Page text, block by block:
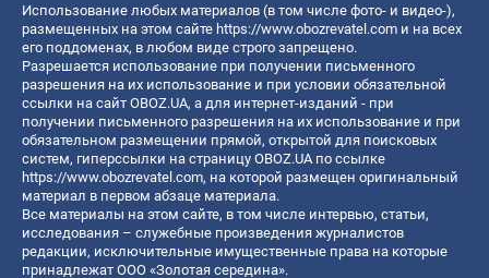
Использование любых материалов (в том числе фото- и видео-),
размещенных на этом сайте https://www.obozrevatel.com и на всех
его поддоменах, в любом виде строго запрещено.
Разрешается использование при получении письменного
разрешения на их использование и при условии обязательной
ссылки на сайт OBOZ.UA, а для интернет-изданий - при
получении письменного разрешения на их использование и при
обязательном размещении прямой, открытой для поисковых
систем, гиперссылки на страницу OBOZ.UA по ссылке
https://www.obozrevatel.com, на которой размещен оригинальный
материал в первом абзаце материала.
Все материалы на этом сайте, в том числе интервью, статьи,
исследования – служебные произведения журналистов
редакции, исключительные имущественные права на которые
принадлежат ООО «Золотая середина».